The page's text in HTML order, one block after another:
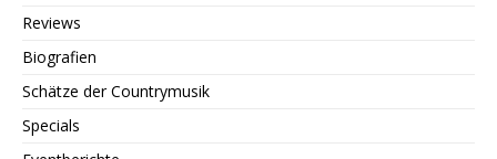
Reviews
Biografien
Schätze der Countrymusik
Specials